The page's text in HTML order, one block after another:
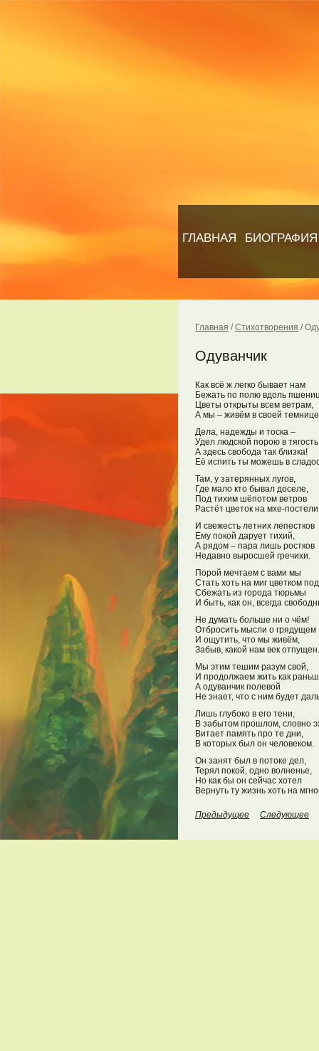
ГЛАВНАЯ БИОГРАФИЯ
Главная /Стихотворения /
Одуванчик
Как всё ж легко бывает нам
Бежать по полю вдоль
Цветы открыты всем ветрам,
А мы – живём в своей
Дела, надежды и тоска –
Удел людской порою в
А здесь свобода так близка!
Её испить ты можешь в
Там, у затерянных лугов,
Где мало кто бывал доселе,
Под тихим шёпотом ветров
Растёт цветок на мхе-
И свежесть летних лепестков
Ему покой дарует тихий,
А рядом – пара лишь ростков
Недавно выросшей гречихи.
Порой мечтаем с вами мы
Стать хоть на миг цветком
Сбежать из города тюрьмы
И быть, как он, всегда
Не думать больше ни о чём!
Отбросить мысли о грядущем
И ощутить, что мы живём,
Забыв, какой нам век отпущен.
Мы этим тешим разум свой,
И продолжаем жить как
А одуванчик полевой
Не знает, что с ним будет
Лишь глубоко в его тени,
В забытом прошлом, словно
Витает память про те дни,
В которых был он человеком.
Он занят был в потоке дел,
Терял покой, одно волненье,
Но как бы он сейчас хотел
Вернуть ту жизнь хоть на
Предыдущее Следующее